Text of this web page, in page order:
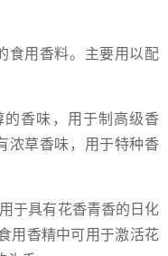
食用香料。主要用以配
香味，用于制高级香
浓草香味，用于特种香
于具有花香青香的日化
用香精中可用于激活花